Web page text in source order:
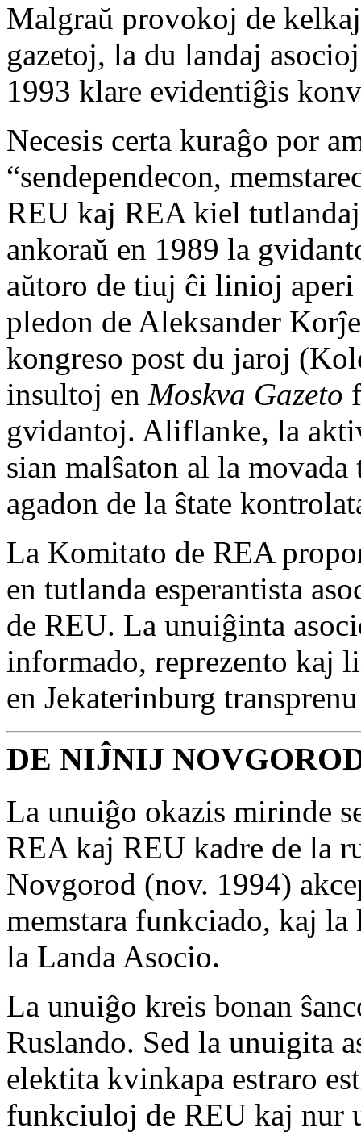
Malgraŭ provokoj de
gazetoj, la du landaj
1993 klare evidentiĝis
Necesis certa kuraĝo por
“sendependecon,
REU kaj REA kiel
ankoraŭ en 1989 la
aŭtoro de tiuj ĉi linioj
pledon de Aleksander
kongreso post du jaroj
insultoj en Moskva Gazeto
gvidantoj. Aliflanke, la
sian malŝaton al la
agadon de la ŝtate
La Komitato de REA
en tutlanda esperantista
de REU. La unuiĝinta
informado, reprezento kaj
en Jekaterinburg
DE NIĴNIJ
La unuiĝo okazis mirinde
REA kaj REU kadre de la
Novgorod (nov. 1994)
memstara funkciado, kaj
la Landa Asocio.
La unuiĝo kreis bonan
Ruslando. Sed la unuigita
elektita kvinkapa estraro
funkciuloj de REU kaj nur